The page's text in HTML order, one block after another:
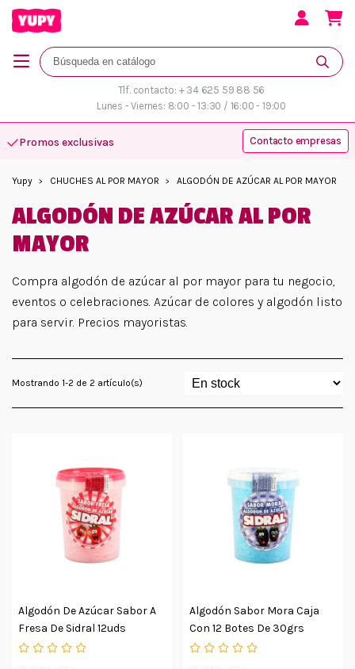
Tlf. contacto: + 34 625 59 88 56
Lunes - Viernes: 8:00 - 13:30 / 16:00 - 19:00
Promos exclusivas
Atención personalizada Contacto empresas
Yupy CHUCHES AL POR MAYOR ALGODÓN DE AZÚCAR AL POR MAYOR
ALGODÓN DE AZÚCAR AL POR
MAYOR
Compra algodón de azúcar al por mayor para tu negocio,
eventos o celebraciones. Azúcar de colores y algodón listo
para servir. Precios mayoristas.
Mostrando 1-2 de 2 artículo(s)
Algodón De Azúcar Sabor A
Fresa De Sidral 12uds
Algodón Sabor Mora Caja
Con 12 Botes De 30grs